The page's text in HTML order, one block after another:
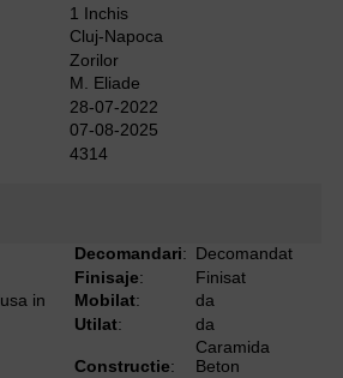
1 Inchis
Cluj-Napoca
Zorilor
M. Eliade
28-07-2022
07-08-2025
4314
in
Decomandari: Decomandat
Finisaje:
Finisat
Mobilat:
da
Utilat: da
Constructie:
Caramida
Beton